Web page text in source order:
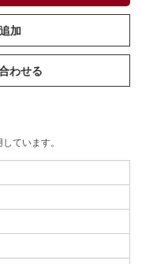
加
わせる
ています。